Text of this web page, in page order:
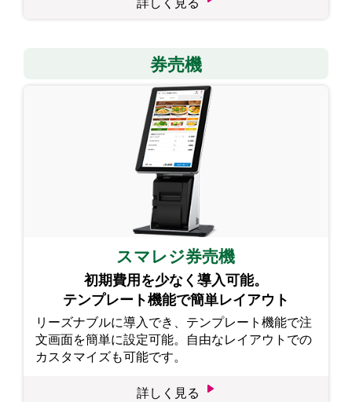
券売機
スマレジ券売機
初期費用を少なく導入可能。
テンプレート機能で簡単レイアウト
リーズナブルに導入でき、テンプレート機能で注
文画面を簡単に設定可能。自由なレイアウトでの
カスタマイズも可能です。
詳しく見る